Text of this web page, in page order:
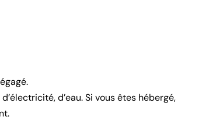
d’eau. Si vous êtes hébergé,